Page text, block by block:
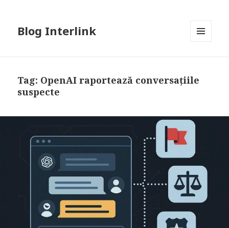
Blog Interlink
Tag: OpenAI raportează conversațiile
suspecte